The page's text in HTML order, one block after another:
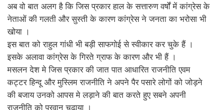
अब वो बात अलग है कि जिस प्रकार हाल के सत्तारुण वर्षों में कांग्रेस के
नेताओं की गलती और सुस्ती के कारण कांग्रेस ने जनता का भरोसा भी
खोया ।
इस बात को राहुल गांधी भी बड़ी साफगोई से स्वीकार कर चुके हैं ।
इसके अलावा कांग्रेस के गिरते ग्राफ के कारण और भी हैं ।
मसलन देश मे जिस प्रकार की जात पात आधारित राजनीति एवम
कट्टर हिन्दू और मुस्लिम राजनीति ने अपने पैर पसारे लोगों को जोड़ने
की बजाय उनको आपस मे लड़ाने की बात करते हुए सबने अपनी
राजनीति को परवान चढ़ाया ।